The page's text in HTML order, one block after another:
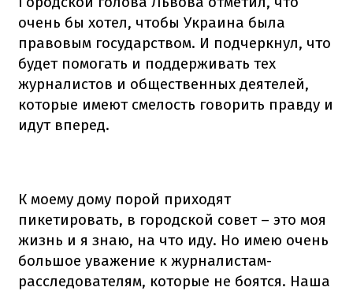
очень бы хотел, чтобы Украина была
правовым государством. И подчеркнул, что
будет помогать и поддерживать тех
журналистов и общественных деятелей,
которые имеют смелость говорить правду и
идут вперед.
К моему дому порой приходят
пикетировать, в городской совет – это моя
жизнь и я знаю, на что иду. Но имею очень
большое уважение к журналистам-
расследователям, которые не боятся. Наша